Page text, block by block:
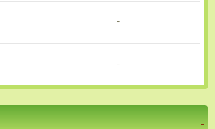
-
-